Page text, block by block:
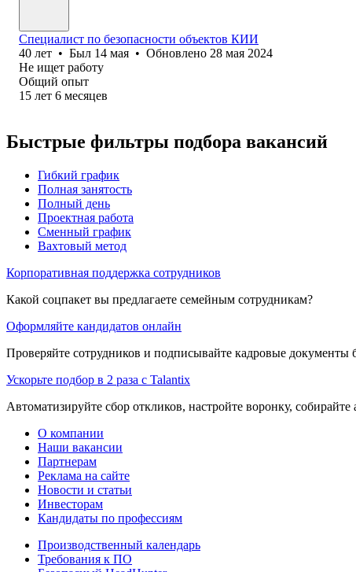
Специалист по безопасности объектов КИИ
40 лет • Был 14 мая • Обновлено 28 мая 2024
Не ищет работу
Общий опыт
15 лет 6 месяцев
Быстрые фильтры подбора вакансий
Гибкий график
Полная занятость
Полный день
Проектная работа
Сменный график
Вахтовый метод
Корпоративная поддержка сотрудников
Какой соцпакет вы предлагаете семейным сотрудникам?
Оформляйте кандидатов онлайн
Проверяйте сотрудников и подписывайте кадровые документы
Ускорьте подбор в 2 раза с Talantix
Автоматизируйте сбор откликов, настройте воронку, собирайте
О компании
Наши вакансии
Партнерам
Реклама на сайте
Новости и статьи
Инвесторам
Кандидаты по профессиям
Производственный календарь
Требования к ПО